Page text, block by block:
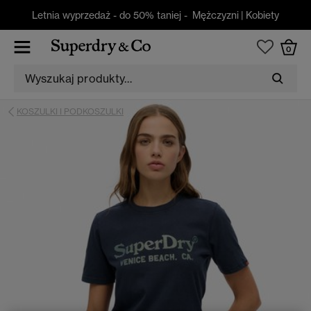
Letnia wyprzedaż - do 50% taniej - Mężczyzni | Kobiety
0
KOSZULKI I PODKOSZULKI